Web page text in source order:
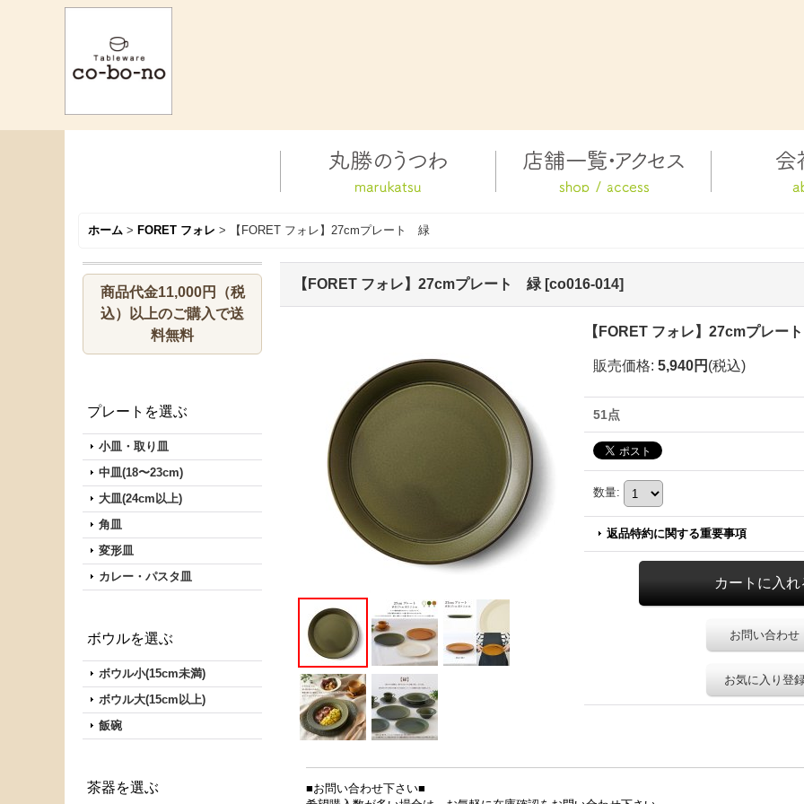
ホーム > FORET フォレ > 【FORET フォレ】27cmプレート 緑
商品代金11,000円（税
込）以上のご購入で送
料無料
プレートを選ぶ
小皿・取り皿
中皿(18〜23cm)
大皿(24cm以上)
角皿
変形皿
カレー・パスタ皿
ボウルを選ぶ
ボウル小(15cm未満)
ボウル大(15cm以上)
飯碗
茶器を選ぶ
【FORET フォレ】27cmプレート 緑 [co016-014]
【FORET フォレ】27cmプレー
販売価格: 5,940円 (税込)
51点
数量:
返品特約に関する重要事項
お問い合わせ
お気に入り登
■お問い合わせ下さい■